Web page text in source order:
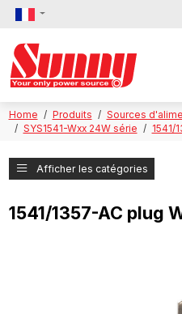
Home Produits
Sources
SYS1541-Wxx 24W série
1541/
Afficher les catégories
1541/1357-AC plug